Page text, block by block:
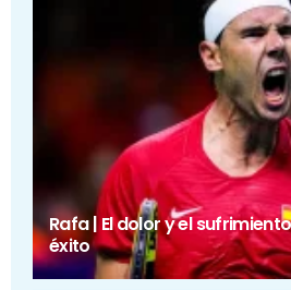
Rafa | El dolor y el
éxito